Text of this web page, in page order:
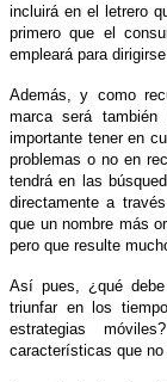
incluirá en el letrero
primero que el
empleará para
Además, y como
marca será
importante tener en
problemas o no en
tendrá en las
directamente a
que un nombre más
pero que resulte
Así pues, ¿qué
triunfar en los
estrategias
características que no